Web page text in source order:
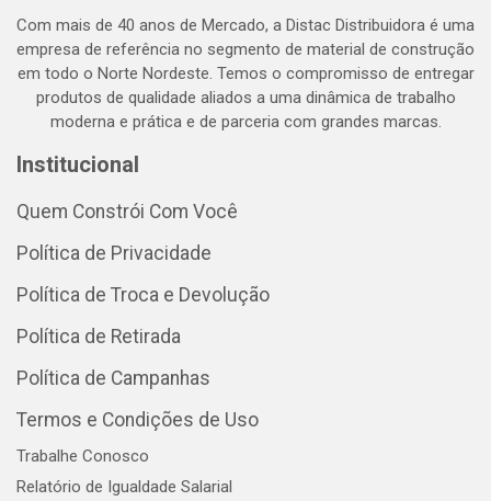
Com mais de 40 anos de Mercado, a Distac Distribuidora é uma
empresa de referência no segmento de material de construção
em todo o Norte Nordeste. Temos o compromisso de entregar
produtos de qualidade aliados a uma dinâmica de trabalho
moderna e prática e de parceria com grandes marcas.
Institucional
Quem Constrói Com Você
Política de Privacidade
Política de Troca e Devolução
Política de Retirada
Política de Campanhas
Termos e Condições de Uso
Trabalhe Conosco
Relatório de Igualdade Salarial